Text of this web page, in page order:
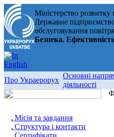
Міністерство розвитку
Державне
обслуговування
Безпека.
Про Украерорух
Основні
діяльності
Місія та завдання
Структура і контакти
Сертифікати